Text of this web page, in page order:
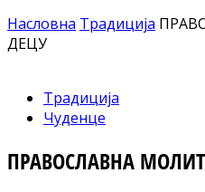
Насловна Традиција
ДЕЦУ
Традиција
Чуденце
ПРАВОСЛАВНА